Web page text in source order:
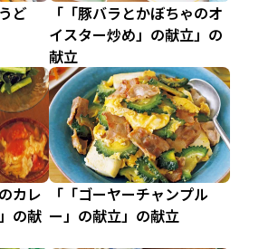
ど
「「豚バラとかぼちゃのオ
イスター炒め」の献立」の
献立
カレ
の献
「「ゴーヤーチャンプル
ー」の献立」の献立